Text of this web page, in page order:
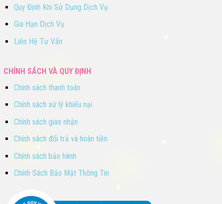
Quy Định Khi Sử Dụng Dịch Vụ
Gia Hạn Dịch Vụ
Liên Hệ Tư Vấn
CHÍNH SÁCH VÀ QUY ĐỊNH
Chính sách thanh toán
Chính sách xử lý khiếu nại
Chính sách giao nhận
Chính sách đổi trả và hoàn tiền
Chính sách bảo hành
Chính Sách Bảo Mật Thông Tin